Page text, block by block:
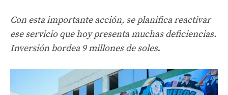
Con esta importante acción, se planifica reactivar
ese servicio que hoy presenta muchas deficiencias.
Inversión bordea 9 millones de soles.